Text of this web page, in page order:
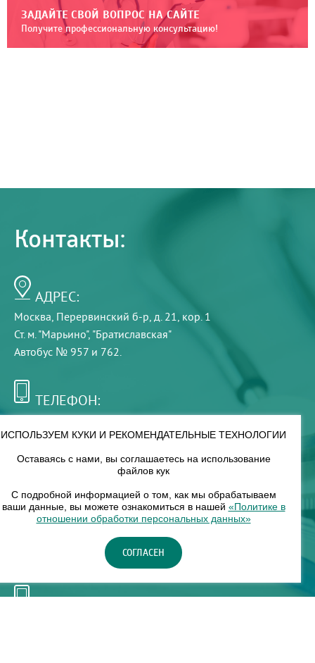
ЗАДАЙТЕ СВОЙ ВОПРОС НА САЙТЕ
Получите профессиональную консультацию!
Контакты:
АДРЕС:
Москва, Перервинский б-р, д. 21, кор. 1
Ст. м. "Марьино", "Братиславская"
Автобус № 957 и 762.
ТЕЛЕФОН:
РЕЖИМ РАБОТЫ:
8 — 18
НАШ ФИЛИАЛ:
Москва, м. Нагорное, Нагорный б-р, д. 19, кор. 1
ИСПОЛЬЗУЕМ КУКИ И РЕКОМЕНДАТЕЛЬНЫЕ ТЕХНОЛОГИИ
Оставаясь с нами, вы соглашаетесь на использование
файлов кук
С подробной информацией о том, как мы обрабатываем
ваши данные, вы можете ознакомиться в нашей «Политике в
отношении обработки персональных данных»
СОГЛАСЕН